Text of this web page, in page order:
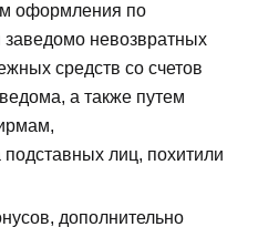
оформления по
невозвратных
средств со счетов
а также путем
лиц, похитили
дополнительно